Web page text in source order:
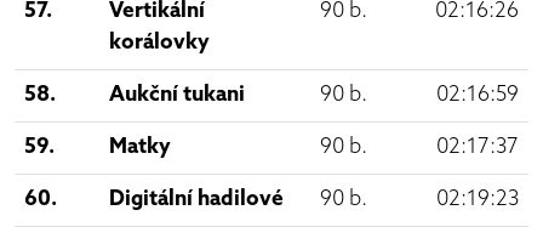
57.
Vertikální
korálovky
90 b. 02:16:26
58. Aukční tukani 90 b. 02:16:59
59. Matky 90 b. 02:17:37
60. Digitální hadilové 90 b. 02:19:23